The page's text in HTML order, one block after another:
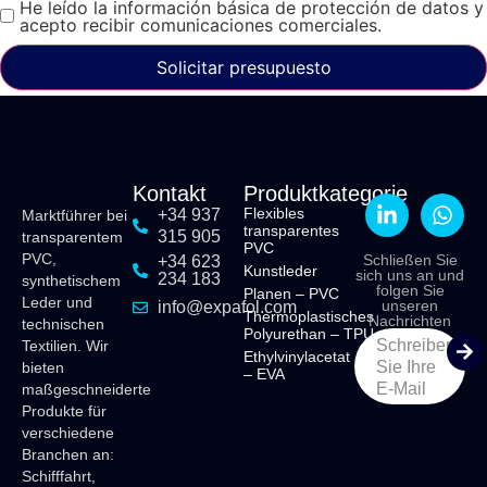
He leído la información básica de protección de datos y
acepto recibir comunicaciones comerciales.
Solicitar presupuesto
Marktführer bei
transparentem
PVC,
synthetischem
Leder und
technischen
Textilien. Wir
bieten
maßgeschneiderte
Produkte für
verschiedene
Branchen an:
Schifffahrt,
Kontakt
+34 937
315 905
+34 623
234 183
info@expafol.com
Produktkategorie
Flexibles
transparentes
PVC
Kunstleder
Planen – PVC
Thermoplastisches
Polyurethan – TPU
Ethylvinylacetat
– EVA
Schließen Sie
sich uns an und
folgen Sie
unseren
Nachrichten
Schreiben
Sie Ihre
E-Mail